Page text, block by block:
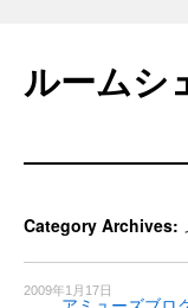
content
ルームシ
Category Archives:
2009年1月17日